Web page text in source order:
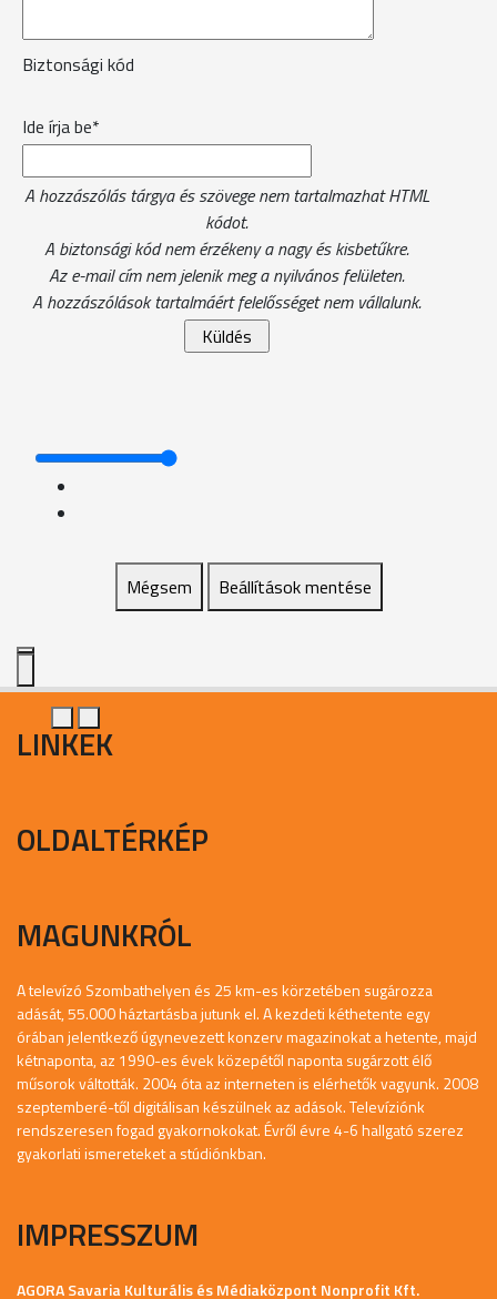
Biztonsági kód
Ide írja be*
A hozzászólás tárgya és szövege nem tartalmazhat HTML
kódot.
A biztonsági kód nem érzékeny a nagy és kisbetűkre.
Az e-mail cím nem jelenik meg a nyilvános felületen.
A hozzászólások tartalmáért felelősséget nem vállalunk.
Mégsem Beállítások mentése
LINKEK
OLDALTÉRKÉP
MAGUNKRÓL
A televízó Szombathelyen és 25 km-es körzetében sugározza
adását, 55.000 háztartásba jutunk el. A kezdeti kéthetente egy
órában jelentkező úgynevezett konzerv magazinokat a hetente, majd
kétnaponta, az 1990-es évek közepétől naponta sugárzott élő
műsorok váltották. 2004 óta az interneten is elérhetők vagyunk. 2008
szeptemberé-től digitálisan készülnek az adások. Televíziónk
rendszeresen fogad gyakornokokat. Évről évre 4-6 hallgató szerez
gyakorlati ismereteket a stúdiónkban.
IMPRESSZUM
AGORA Savaria Kulturális és Médiaközpont Nonprofit Kft.